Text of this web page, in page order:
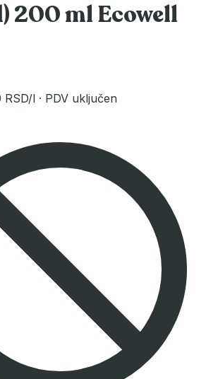
200 ml Ecowell
RSD/l · PDV uključen